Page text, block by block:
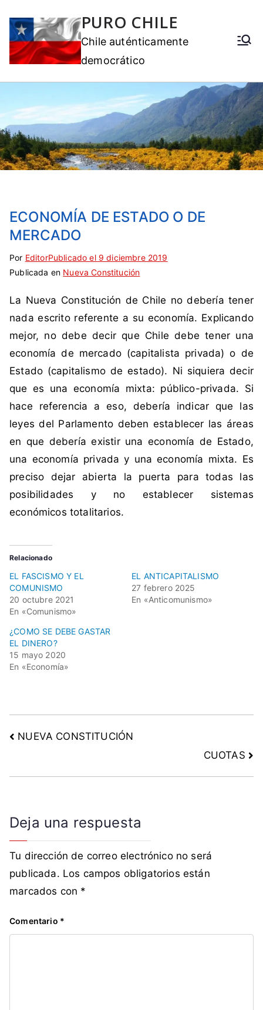
PURO CHILE
Chile auténticamente
democrático
ECONOMÍA DE ESTADO O DE
MERCADO
Por EditorPublicado el 9 diciembre 2019
Publicada en Nueva Constitución
E
t
q
u
e
a
d
a
c
o
o
C
h
i
o
n
o
í
a
,
e
a
t
u
c
i
n
S
i
c
o
m
n
t
a
r
i
s
La Nueva Constitución de Chile no debería tener
nada escrito referente a su economía. Explicando
mejor, no debe decir que Chile debe tener una
economía de mercado (capitalista privada) o de
Estado (capitalismo de estado). Ni siquiera decir
que es una economía mixta: público-privada. Si
hace referencia a eso, debería indicar que las
leyes del Parlamento deben establecer las áreas
en que debería existir una economía de Estado,
una economía privada y una economía mixta. Es
preciso dejar abierta la puerta para todas las
posibilidades y no establecer sistemas
económicos totalitarios.
Relacionado
EL FASCISMO Y EL
COMUNISMO
20 octubre 2021
En «Comunismo»
EL ANTICAPITALISMO
27 febrero 2025
En «Anticomunismo»
¿COMO SE DEBE GASTAR
EL DINERO?
15 mayo 2020
En «Economía»
NUEVA CONSTITUCIÓN
CUOTAS
Deja una respuesta
Tu dirección de correo electrónico no será
publicada. Los campos obligatorios están
marcados con *
Comentario *